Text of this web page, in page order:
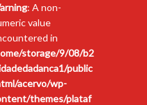
: A non-
value
in
storage/9/08/b2
public
acervo/wp-
themes/plataf